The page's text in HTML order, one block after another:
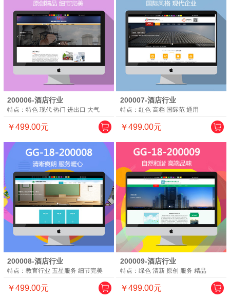
200006-酒店行业
特点：特色 现代 热门 进出口 大气
￥499.00元
200007-酒店行业
特点：红色 高档 国际范 通用
￥499.00元
200008-酒店行业
特点：教育行业 五星服务 细节完美
￥499.00元
200009-酒店行业
特点：绿色 清新 原创 服务 精品
￥499.00元